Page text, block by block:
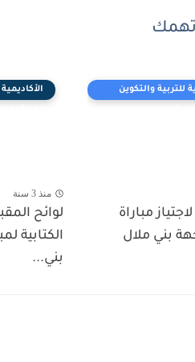
تهمك
للتربية والتكوين
مباراة
2023 بجهة بني ملال
منذ 3 سنة
لوائح
بني...